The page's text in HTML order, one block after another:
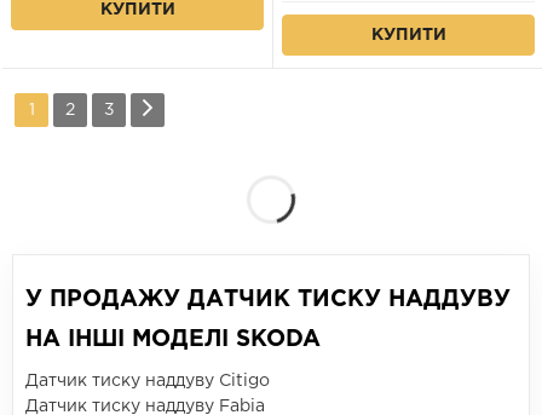
КУПИТИ
КУПИТИ
1 2 3
У ПРОДАЖУ ДАТЧИК ТИСКУ НАДДУВУ
НА ІНШІ МОДЕЛІ SKODA
Датчик тиску наддуву Citigo
Датчик тиску наддуву Fabia